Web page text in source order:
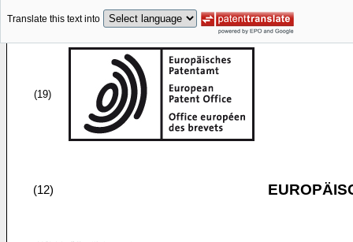
Translate this text into
(19)
(12)